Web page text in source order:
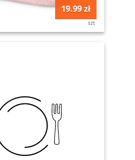
19.99 zł
szt